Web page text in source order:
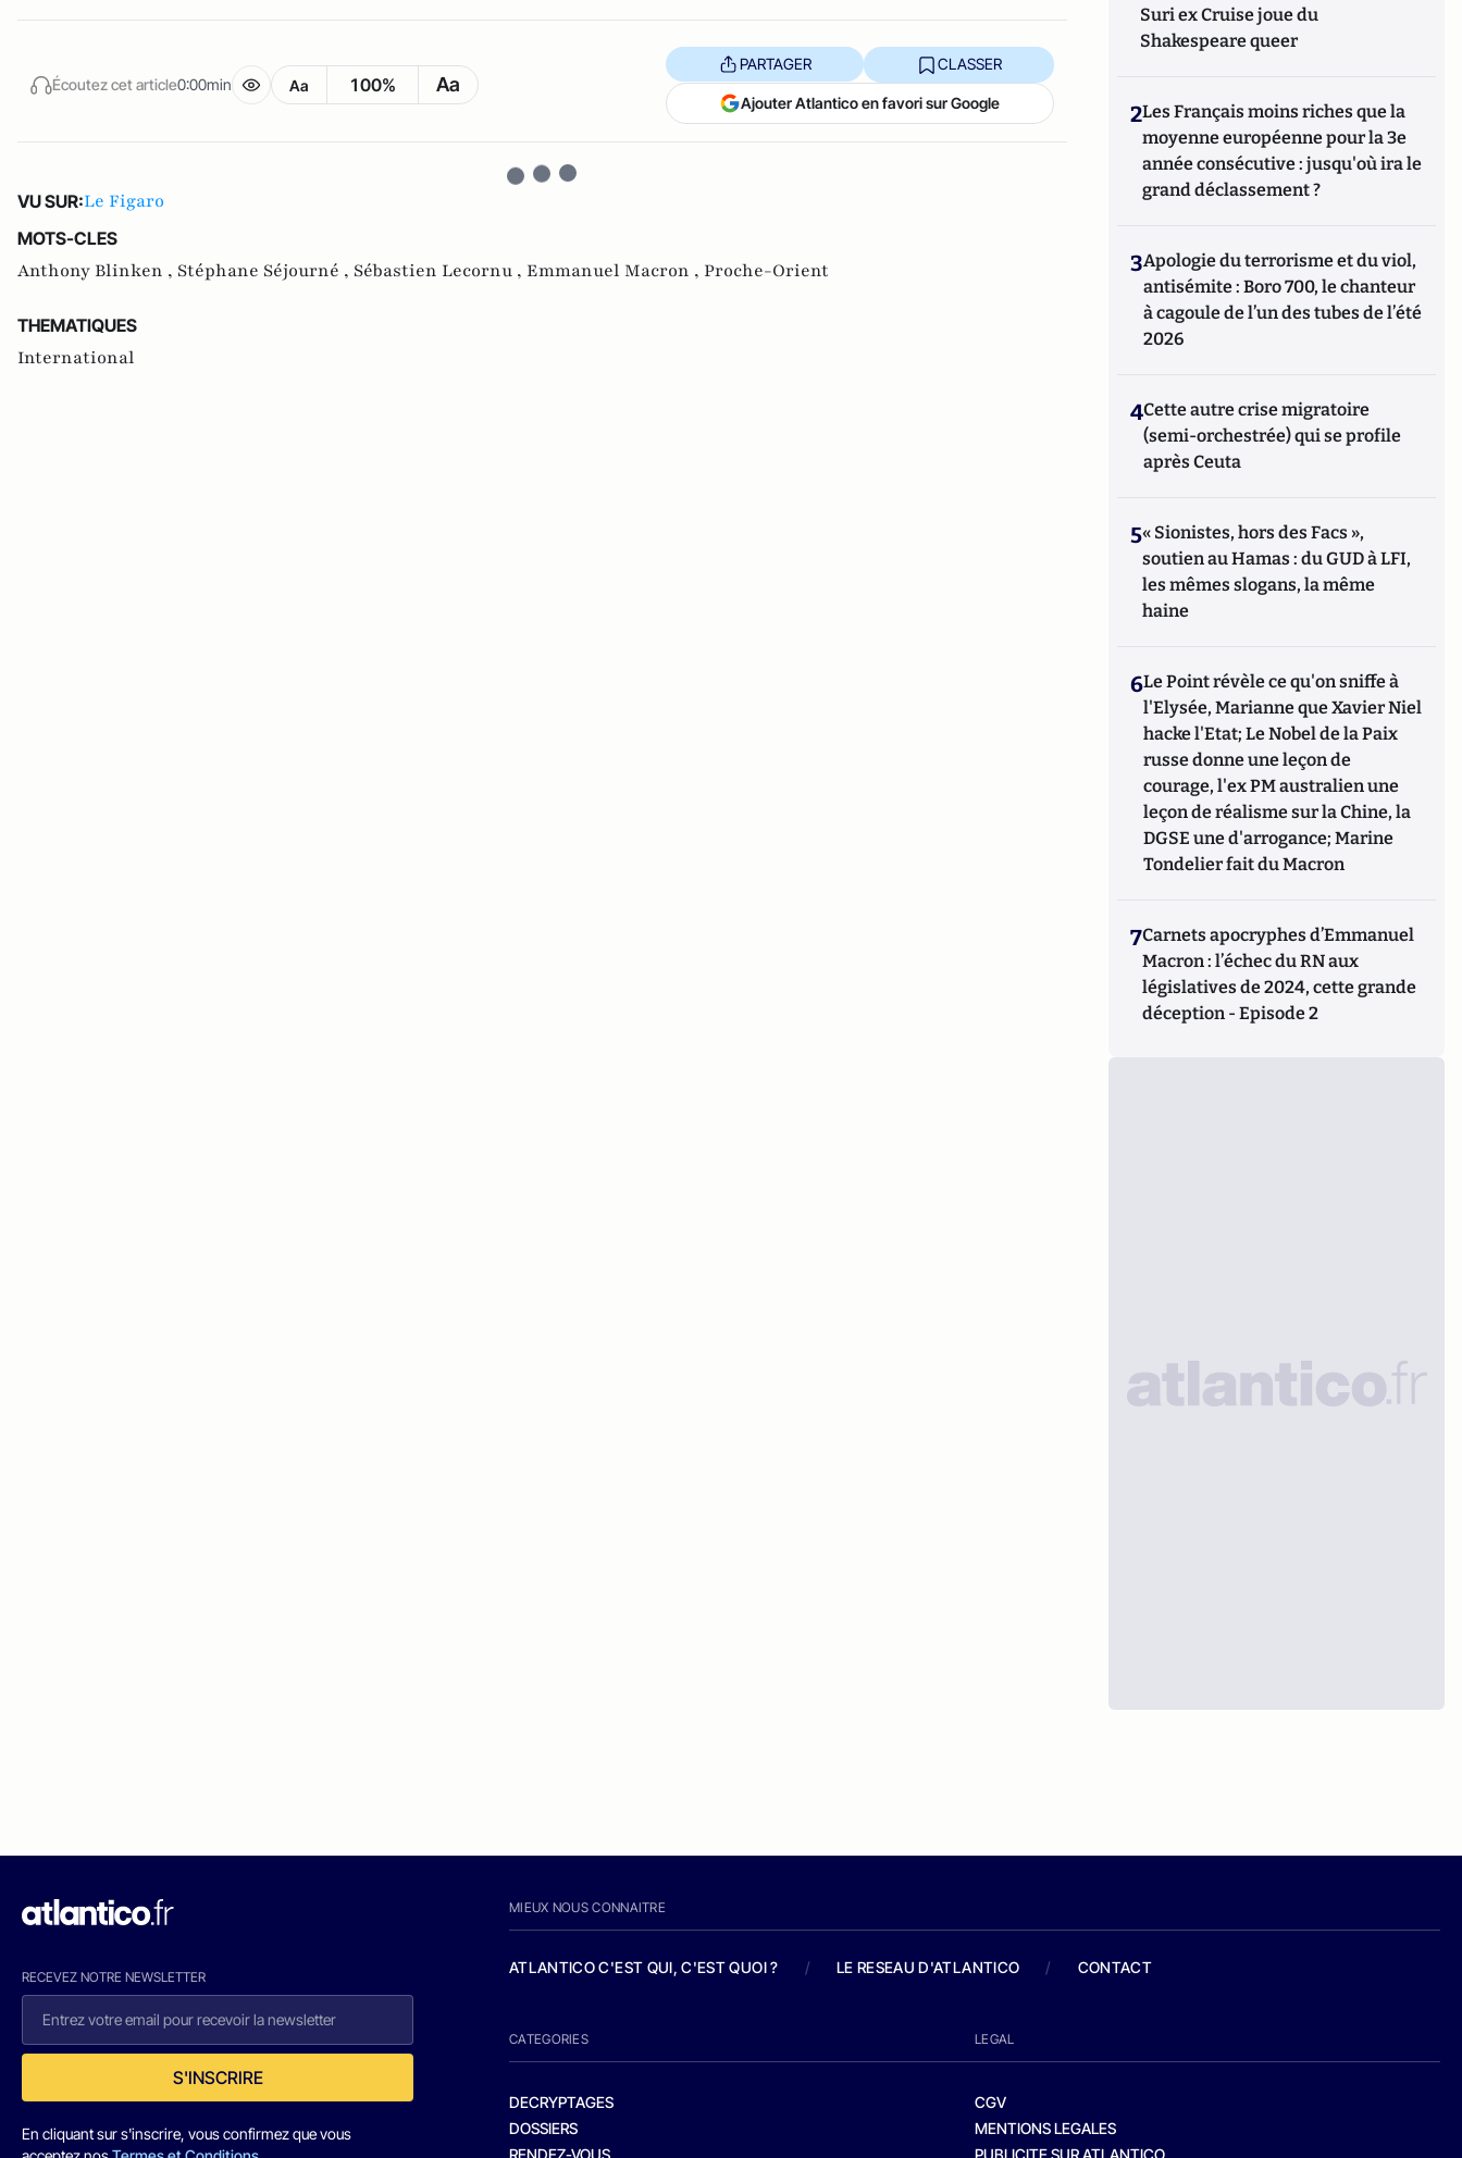
Écoutez cet article0:00min Aa 100% Aa
PARTAGER CLASSER
Ajouter Atlantico en favori sur Google
VU SUR:Le Figaro
MOTS-CLES
Anthony Blinken , Stéphane Séjourné , Sébastien Lecornu , Emmanuel Macron , Proche-Orient
THEMATIQUES
International
Suri ex Cruise joue du
Shakespeare queer
2Les Français moins riches que la
moyenne européenne pour la 3e
année consécutive : jusqu'où ira le
grand déclassement ?
3Apologie du terrorisme et du viol,
antisémite : Boro 700, le chanteur
à cagoule de l’un des tubes de l’été
2026
4Cette autre crise migratoire
(semi-orchestrée) qui se profile
après Ceuta
5« Sionistes, hors des Facs »,
soutien au Hamas : du GUD à LFI,
les mêmes slogans, la même
haine
6Le Point révèle ce qu'on sniffe à
l'Elysée, Marianne que Xavier Niel
hacke l'Etat; Le Nobel de la Paix
russe donne une leçon de
courage, l'ex PM australien une
leçon de réalisme sur la Chine, la
DGSE une d'arrogance; Marine
Tondelier fait du Macron
7Carnets apocryphes d’Emmanuel
Macron : l’échec du RN aux
législatives de 2024, cette grande
déception - Episode 2
RECEVEZ NOTRE NEWSLETTER
S'INSCRIRE
En cliquant sur s'inscrire, vous confirmez que vous
MIEUX NOUS CONNAITRE
ATLANTICO C'EST QUI, C'EST QUOI ? / LE RESEAU D'ATLANTICO / CONTACT
CATEGORIES
DECRYPTAGES
DOSSIERS
RENDEZ-VOUS
LEGAL
CGV
MENTIONS LEGALES
PUBLICITE SUR ATLANTICO